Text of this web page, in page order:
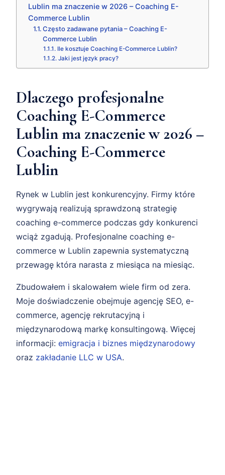
Lublin ma znaczenie w 2026 – Coaching E-
Commerce Lublin
Często zadawane pytania – Coaching E-
Commerce Lublin
Ile kosztuje Coaching E-Commerce Lublin?
Jaki jest język pracy?
Dlaczego profesjonalne
Coaching E-Commerce
Lublin ma znaczenie w 2026 –
Coaching E-Commerce
Lublin
Rynek w Lublin jest konkurencyjny. Firmy które
wygrywają realizują sprawdzoną strategię
coaching e-commerce podczas gdy konkurenci
wciąż zgadują. Profesjonalne coaching e-
commerce w Lublin zapewnia systematyczną
przewagę która narasta z miesiąca na miesiąc.
Zbudowałem i skalowałem wiele firm od zera.
Moje doświadczenie obejmuje agencję SEO, e-
commerce, agencję rekrutacyjną i
międzynarodową markę konsultingową. Więcej
informacji: emigracja i biznes międzynarodowy
oraz zakładanie LLC w USA.